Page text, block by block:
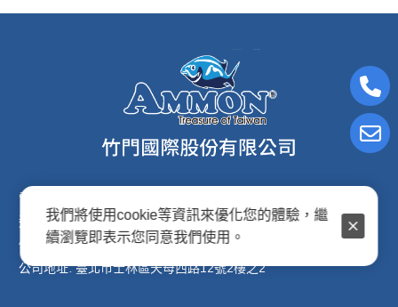
電子信箱:ammon8@ms22.hinet.net
連絡電話: (02)2876-2691
傳真專線: (02)2876-2692
公司地址: 臺北市士林區天母西路12號2樓之2
我們將使用cookie等資訊來優化您的體驗，繼
續瀏覽即表示您同意我們使用。